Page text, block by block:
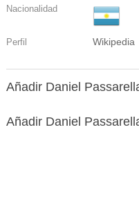
Nacionalidad
Perfil Wikipedia
Añadir Daniel
Añadir Daniel